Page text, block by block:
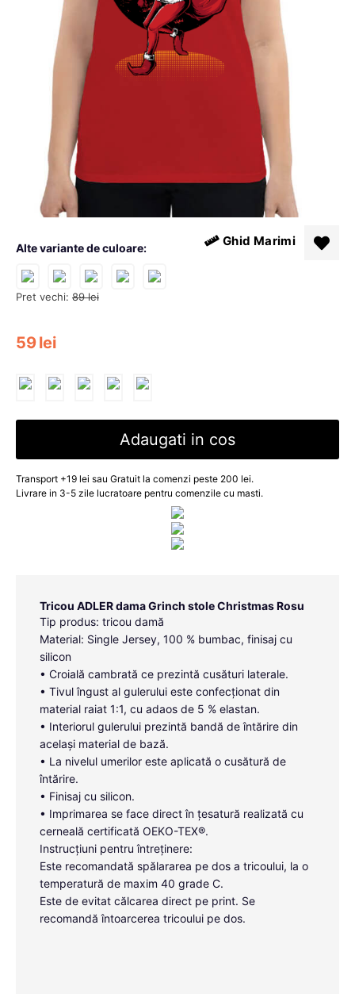
Pret vechi: 89 lei
59lei
Alte variante de culoare: Ghid Marimi
Adaugati in cos
Transport +19 lei sau Gratuit la comenzi peste 200 lei.
Livrare in 3-5 zile lucratoare pentru comenzile cu masti.
Tricou ADLER dama Grinch stole Christmas Rosu
Tip produs: tricou damă
Material: Single Jersey, 100 % bumbac, finisaj cu
silicon
• Croială cambrată ce prezintă cusături laterale.
• Tivul îngust al gulerului este confecționat din
material raiat 1:1, cu adaos de 5 % elastan.
• Interiorul gulerului prezintă bandă de întărire din
același material de bază.
• La nivelul umerilor este aplicată o cusătură de
întărire.
• Finisaj cu silicon.
• Imprimarea se face direct în țesatură realizată cu
cerneală certificată OEKO-TEX®.
Instrucțiuni pentru întreținere:
Este recomandată spălararea pe dos a tricoului, la o
temperatură de maxim 40 grade C.
Este de evitat călcarea direct pe print. Se
recomandă întoarcerea tricoului pe dos.